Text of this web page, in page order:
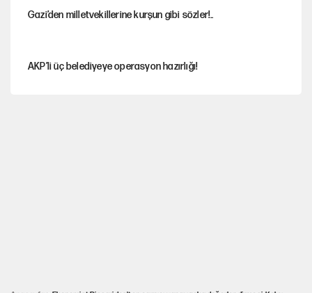
Gazi’den milletvekillerine kurşun gibi sözler!..
AKP’li üç belediyeye operasyon hazırlığı!